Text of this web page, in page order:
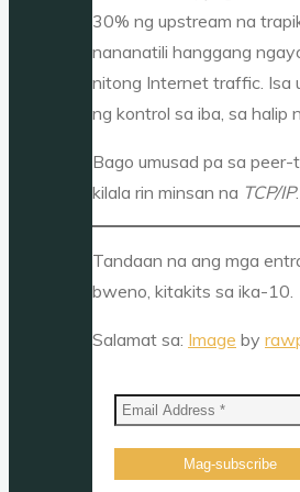
30% ng upstream na
nananatili hanggang
nitong Internet traffic. Isa
ng kontrol sa iba, sa halip
Bago umusad pa sa
kilala rin minsan na TCP/IP.
Tandaan na ang mga
bweno, kitakits sa ika-10.
Salamat sa: Image by